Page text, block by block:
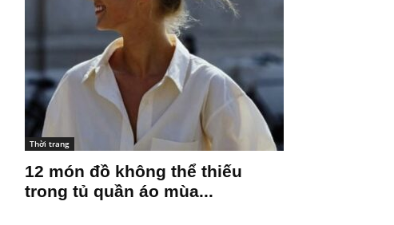
Thời trang
12 món đồ không thể thiếu
trong tủ quần áo mùa...